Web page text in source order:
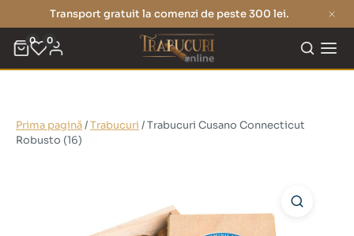
Transport gratuit la comenzi de peste 300 lei.
0 0
Prima pagină/Trabucuri / Trabucuri Cusano Connecticut
Robusto (16)